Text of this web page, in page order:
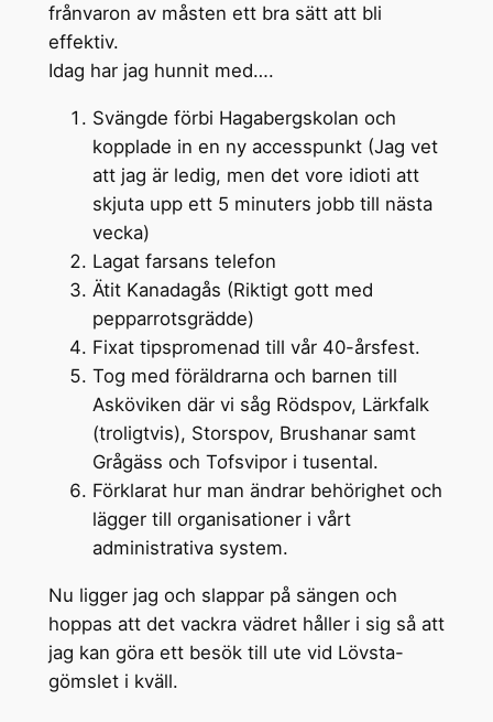
frånvaron av måsten ett bra sätt att bli
effektiv.
Idag har jag hunnit med….
Svängde förbi Hagabergskolan och
kopplade in en ny accesspunkt (Jag vet
att jag är ledig, men det vore idioti att
skjuta upp ett 5 minuters jobb till nästa
vecka)
Lagat farsans telefon
Ätit Kanadagås (Riktigt gott med
pepparrotsgrädde)
Fixat tipspromenad till vår 40-årsfest.
Tog med föräldrarna och barnen till
Asköviken där vi såg Rödspov, Lärkfalk
(troligtvis), Storspov, Brushanar samt
Grågäss och Tofsvipor i tusental.
Förklarat hur man ändrar behörighet och
lägger till organisationer i vårt
administrativa system.
Nu ligger jag och slappar på sängen och
hoppas att det vackra vädret håller i sig så att
jag kan göra ett besök till ute vid Lövsta-
gömslet i kväll.